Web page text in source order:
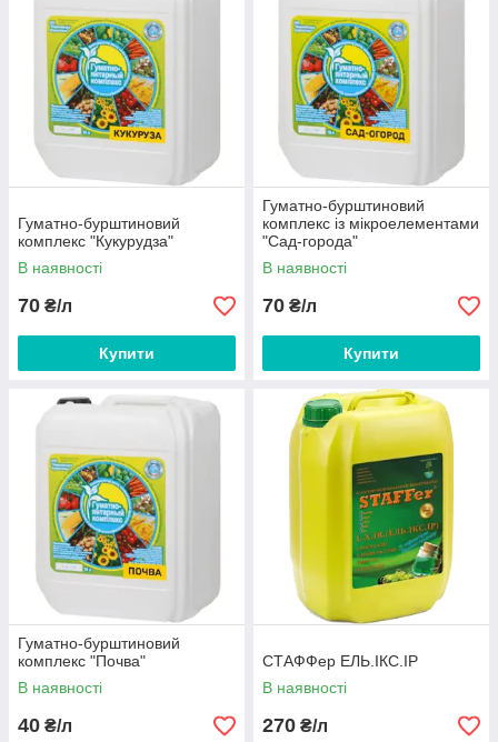
Гуматно-бурштиновий
комплекс "Кукурудза"
В наявності
70 ₴/л
Купити
Гуматно-бурштиновий
комплекс із мікроелементами
"Сад-города"
В наявності
70 ₴/л
Купити
Гуматно-бурштиновий
комплекс "Почва"
В наявності
40 ₴/л
СТАФФер ЕЛЬ.ІКС.ІР
В наявності
270 ₴/л